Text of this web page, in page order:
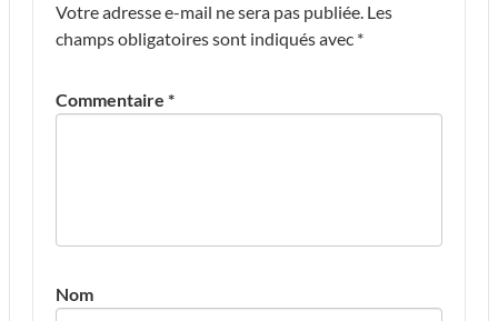
Votre adresse e-mail ne sera pas publiée. Les
champs obligatoires sont indiqués avec *
Commentaire *
Nom